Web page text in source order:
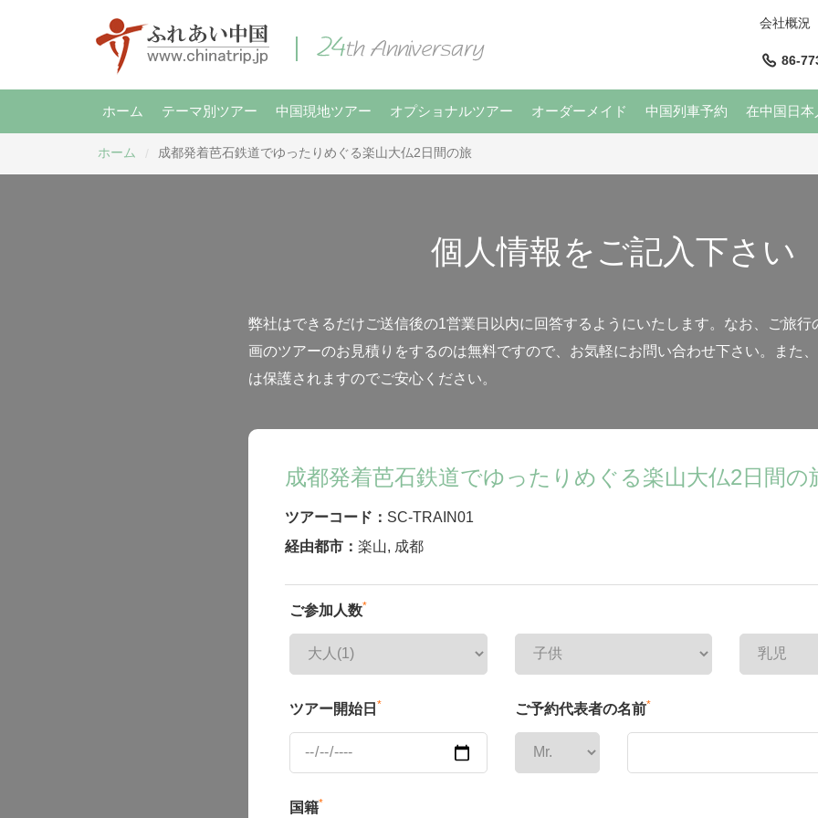
会社概況
86-
ホーム テーマ別ツアー 中国現地ツアー オプショナルツアー オーダーメイド 中国列車予約 在中国日
ホーム 成都発着芭石鉄道でゆったりめぐる楽山大仏2日間の旅
個人情報をご記入下さい
弊社はできるだけご送信後の1営業日以内に回答するようにいたします。なお、ご旅行
画のツアーのお見積りをするのは無料ですので、お気軽にお問い合わせ下さい。また
は保護されますのでご安心ください。
成都発着芭石鉄道でゆったりめぐる楽山大仏2日間の
ツアーコード： SC-TRAIN01
経由都市： 楽山, 成都
ご参加人数*
ツアー開始日 * ご予約代表者の名前*
国籍*